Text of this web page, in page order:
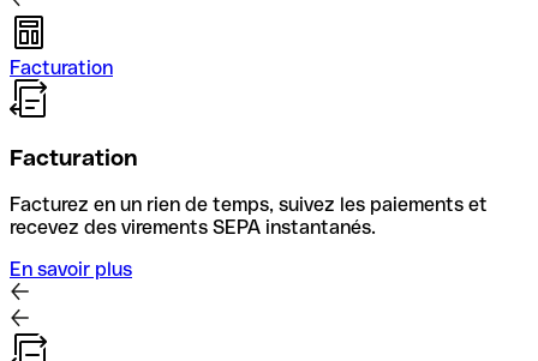
Facturation
Facturation
Facturez en un rien de temps, suivez les paiements et
recevez des virements SEPA instantanés.
En savoir plus